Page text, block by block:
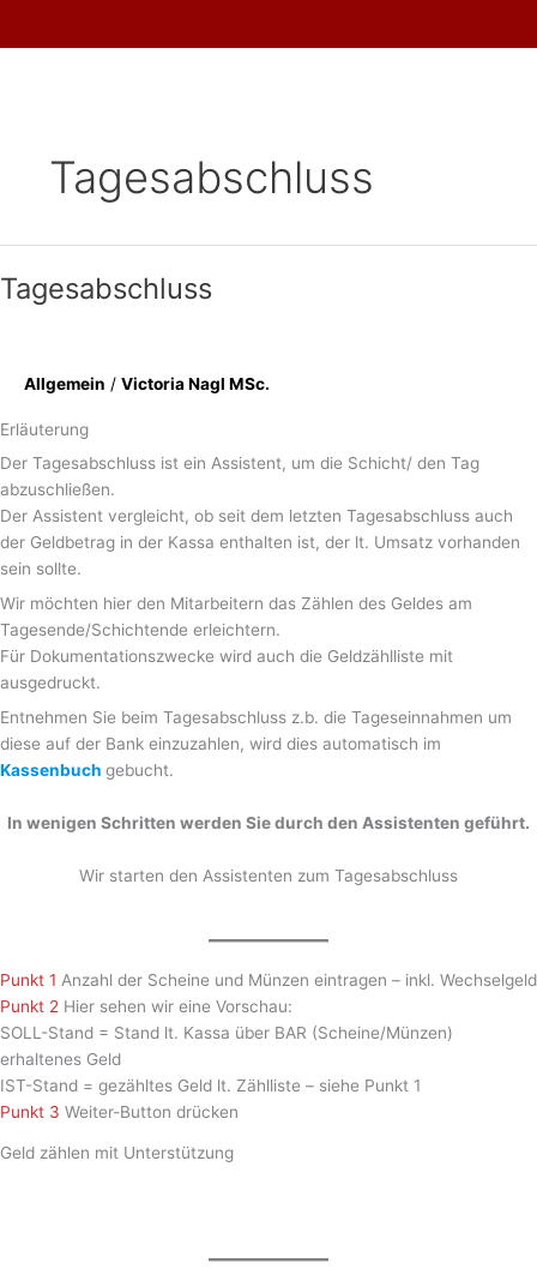
Tagesabschluss
Tagesabschluss
Allgemein / Victoria Nagl MSc.
Erläuterung
Der Tagesabschluss ist ein Assistent, um die Schicht/ den Tag
abzuschließen.
Der Assistent vergleicht, ob seit dem letzten Tagesabschluss auch
der Geldbetrag in der Kassa enthalten ist, der lt. Umsatz vorhanden
sein sollte.
Wir möchten hier den Mitarbeitern das Zählen des Geldes am
Tagesende/Schichtende erleichtern.
Für Dokumentationszwecke wird auch die Geldzählliste mit
ausgedruckt.
Entnehmen Sie beim Tagesabschluss z.b. die Tageseinnahmen um
diese auf der Bank einzuzahlen, wird dies automatisch im
Kassenbuch gebucht.
In wenigen Schritten werden Sie durch den Assistenten geführt.
Wir starten den Assistenten zum Tagesabschluss
Punkt 1 Anzahl der Scheine und Münzen eintragen – inkl. Wechselgeld
Punkt 2 Hier sehen wir eine Vorschau:
SOLL-Stand = Stand lt. Kassa über BAR (Scheine/Münzen)
erhaltenes Geld
IST-Stand = gezähltes Geld lt. Zählliste – siehe Punkt 1
Punkt 3 Weiter-Button drücken
Geld zählen mit Unterstützung